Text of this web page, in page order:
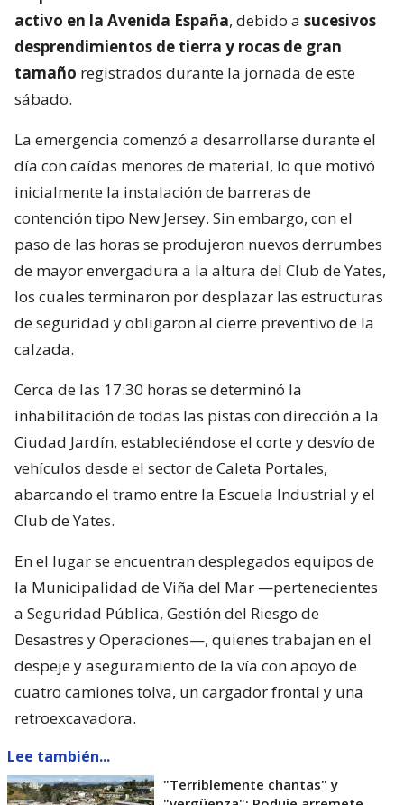
activo en la Avenida España, debido a sucesivos
desprendimientos de tierra y rocas de gran
tamaño registrados durante la jornada de este
sábado.
La emergencia comenzó a desarrollarse durante el
día con caídas menores de material, lo que motivó
inicialmente la instalación de barreras de
contención tipo New Jersey. Sin embargo, con el
paso de las horas se produjeron nuevos derrumbes
de mayor envergadura a la altura del Club de Yates,
los cuales terminaron por desplazar las estructuras
de seguridad y obligaron al cierre preventivo de la
calzada.
Cerca de las 17:30 horas se determinó la
inhabilitación de todas las pistas con dirección a la
Ciudad Jardín, estableciéndose el corte y desvío de
vehículos desde el sector de Caleta Portales,
abarcando el tramo entre la Escuela Industrial y el
Club de Yates.
En el lugar se encuentran desplegados equipos de
la Municipalidad de Viña del Mar —pertenecientes
a Seguridad Pública, Gestión del Riesgo de
Desastres y Operaciones—, quienes trabajan en el
despeje y aseguramiento de la vía con apoyo de
cuatro camiones tolva, un cargador frontal y una
retroexcavadora.
Lee también...
"Terriblemente chantas" y